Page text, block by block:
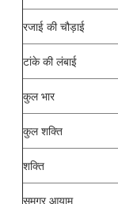
रजाई की चौड़ाई
टांके की लंबाई
कुल भार
कुल शक्ति
शक्ति
समग्र आयाम